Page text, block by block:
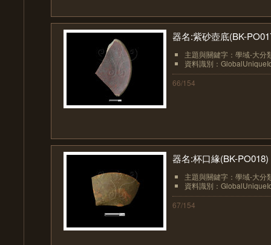
器名:紫砂壺底(BK-
主題與關鍵字：學域-大分
資料識別：
66/154
器名:杯口緣(BK-PO018)
主題與關鍵字：學域-大分
資料識別：
67/154